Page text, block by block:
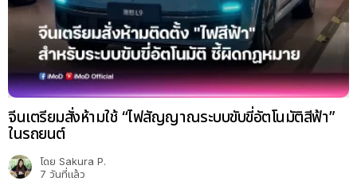
จีนเตรียมสั่งห้ามใช้ “ไฟสัญญาณระบบขับขี่อัตโนมัติสีฟ้า”
ในรถยนต์
โดย Sakura P.
7 วันที่แล้ว